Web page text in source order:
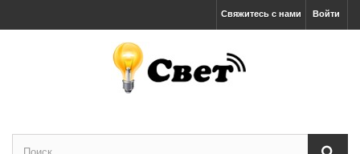
Войти
Свяжитесь с нами